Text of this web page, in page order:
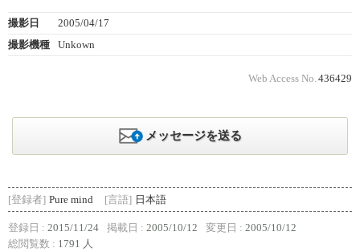
撮影日
2005/04/17
撮影機種
Unkown
Web Access No. 436429
メッセージを送る
[登録者] Pure mind [言語] 日本語
登録日 : 2015/11/24 掲載日 : 2005/10/12 変更日 : 2005/10/12
総閲覧数 : 1791 人